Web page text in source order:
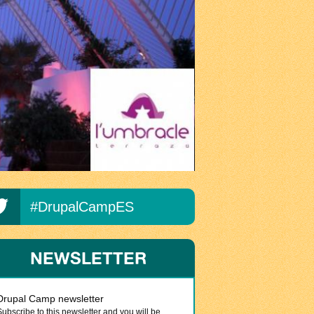
#DrupalCampES
NEWSLETTER
Camp newsletter
to this newsletter and you will be